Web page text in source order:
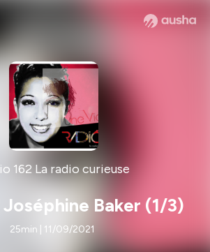
162 La radio curieuse
Baker (1/3)
25min | 11/09/2021